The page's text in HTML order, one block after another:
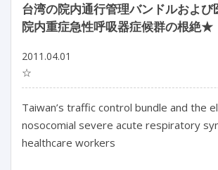
台湾の院内通行管理バンドルおよび
院内重症急性呼吸器症候群の根絶★
2011.04.01
☆
Taiwan’s traffic control bundle and the
nosocomial severe acute respiratory
healthcare workers